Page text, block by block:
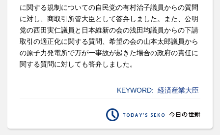
に関する規制についての自民党の有村治子議員からの質問
に対し、商取引所管大臣として答弁しました。また、公明
党の西田実仁議員と日本維新の会の浅田均議員からの下請
取引の適正化に関する質問、希望の会の山本太郎議員から
の原子力発電所で万が一事故が起きた場合の政府の責任に
関する質問に対しても答弁しました。
KEYWORD: 経済産業大臣